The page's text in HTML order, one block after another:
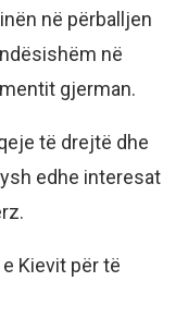
në përballjen
në
gjerman.
të drejtë dhe
edhe interesat
Kievit për të